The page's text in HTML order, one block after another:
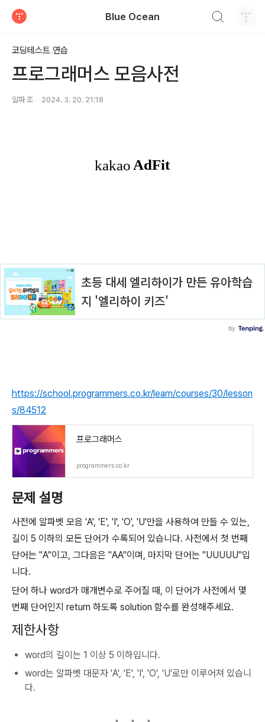
Blue Ocean
코딩테스트 연습
프로그래머스 모음사전
알파 조 2024. 3. 20. 21:18
https://school.programmers.co.kr/learn/courses/30/lesson
s/84512
프로그래머스
programmers.co.kr
문제 설명
사전에 알파벳 모음 'A', 'E', 'I', 'O', 'U'만을 사용하여 만들 수 있는,
길이 5 이하의 모든 단어가 수록되어 있습니다. 사전에서 첫 번째
단어는 "A"이고, 그다음은 "AA"이며, 마지막 단어는 "UUUUU"입
니다.
단어 하나 word가 매개변수로 주어질 때, 이 단어가 사전에서 몇
번째 단어인지 return 하도록 solution 함수를 완성해주세요.
제한사항
word의 길이는 1 이상 5 이하입니다.
word는 알파벳 대문자 'A', 'E', 'I', 'O', 'U'로만 이루어져 있습니
다.